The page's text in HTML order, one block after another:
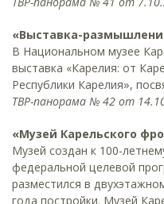
«Выставка-
В Национальном музее
выставка «Карелия: от
Республики Карелия»,
ТВР-панорама № 42 от
«Музей Карельского
Музей создан к 100-
федеральной целевой
разместился в
года постройки. Музей